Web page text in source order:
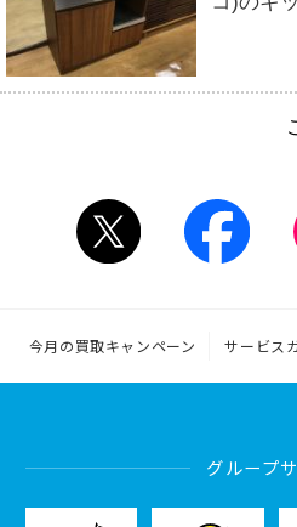
今月の買取キャンペーン サービス
グループ